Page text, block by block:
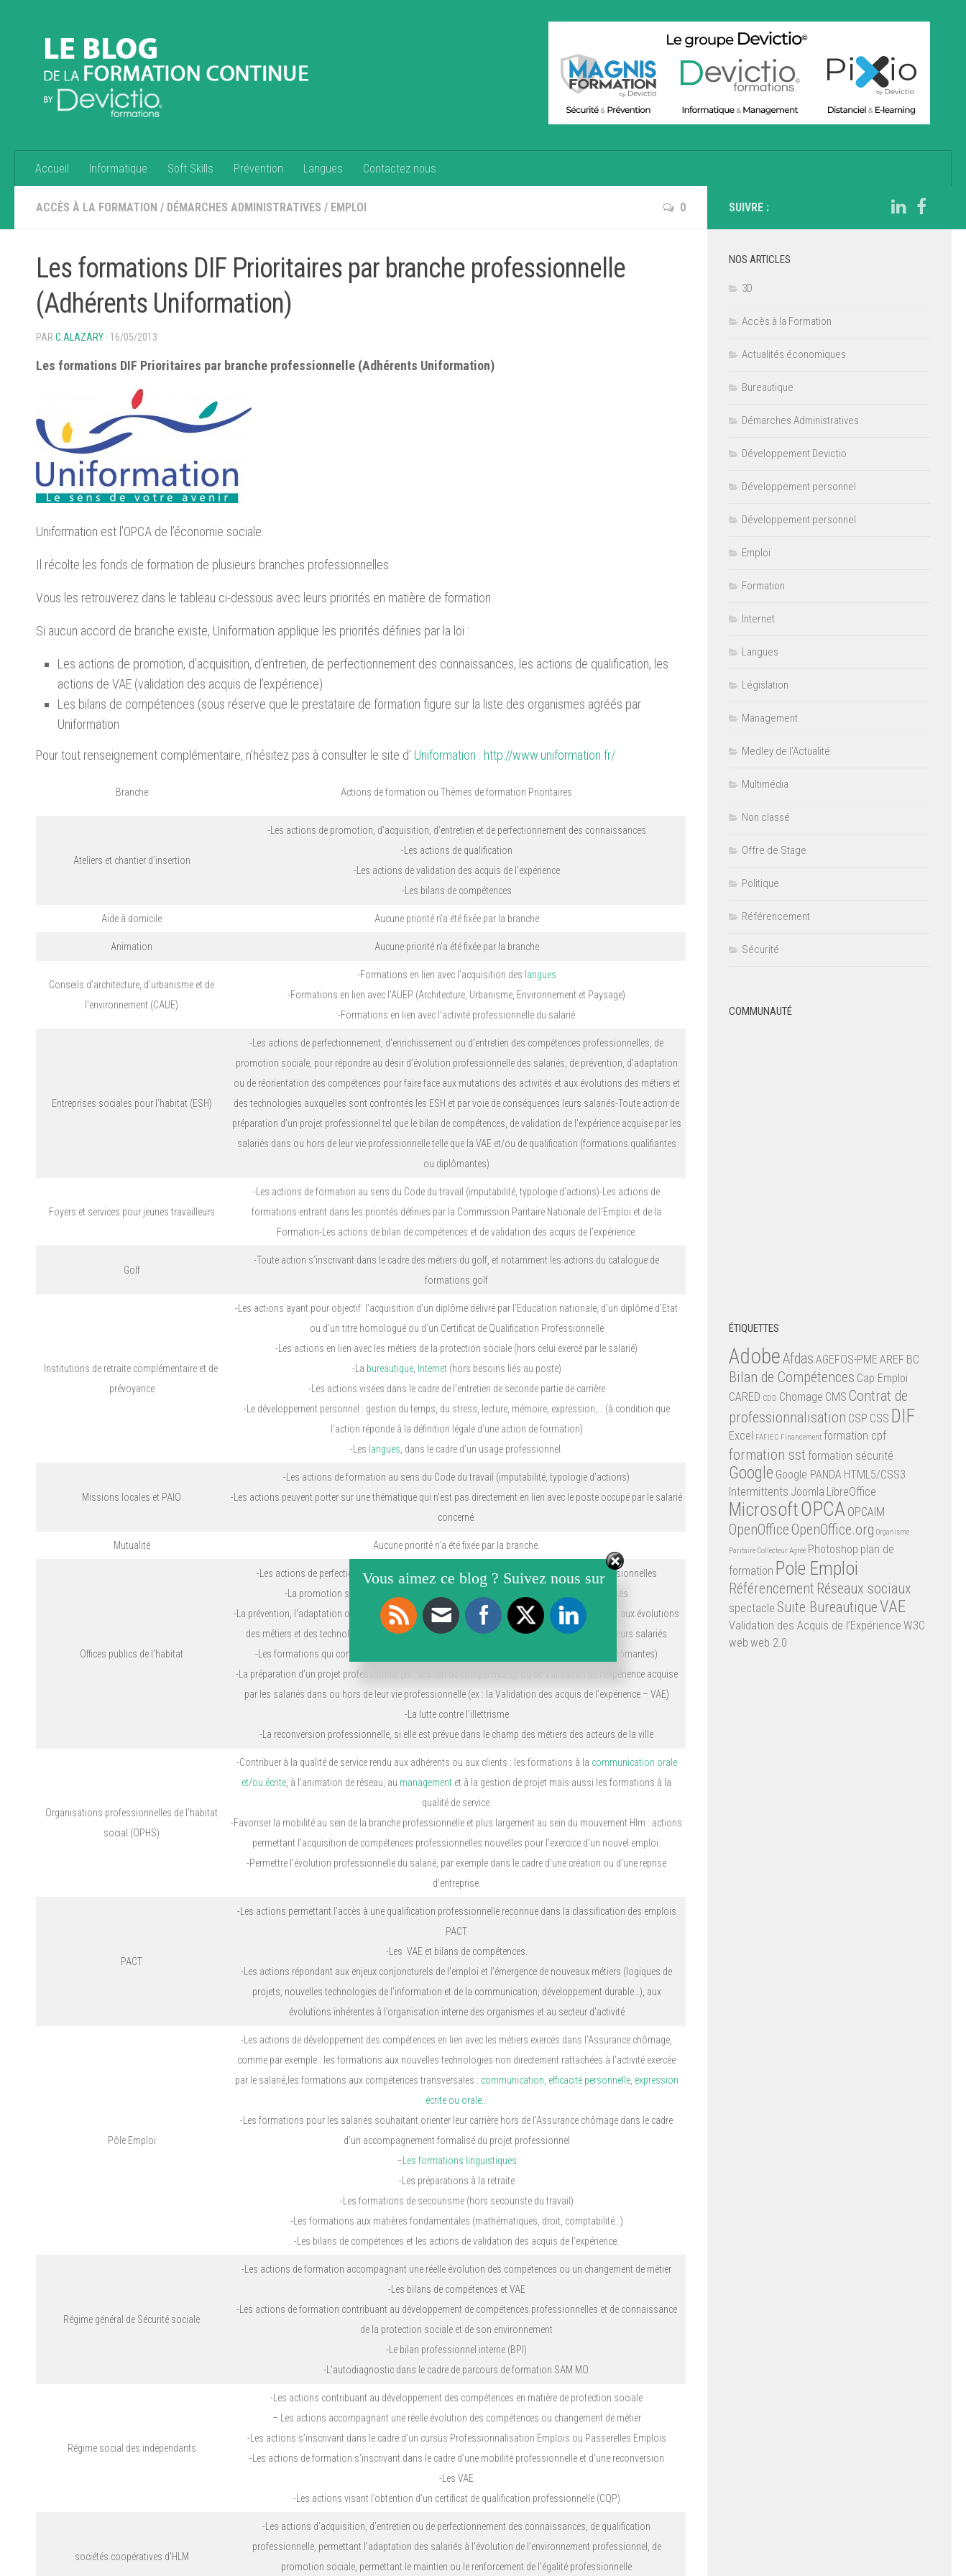
Accueil Informatique Soft Skills Prévention Langues Contactez nous
ACCÈS À LA FORMATION / DÉMARCHES ADMINISTRATIVES / EMPLOI 0
Les formations DIF Prioritaires par branche professionnelle
(Adhérents Uniformation)
PAR C.ALAZARY · 16/05/2013
Les formations DIF Prioritaires par branche professionnelle (Adhérents Uniformation)
Uniformation est l’OPCA de l’économie sociale.
Il récolte les fonds de formation de plusieurs branches professionnelles.
Vous les retrouverez dans le tableau ci-dessous avec leurs priorités en matière de formation.
Si aucun accord de branche existe, Uniformation applique les priorités définies par la loi :
Les actions de promotion, d’acquisition, d’entretien, de perfectionnement des connaissances, les actions de qualification, les
actions de VAE (validation des acquis de l’expérience)
Les bilans de compétences (sous réserve que le prestataire de formation figure sur la liste des organismes agréés par
Uniformation
Pour tout renseignement complémentaire, n’hésitez pas à consulter le site d’ Uniformation : http://www.uniformation.fr/
Branche Actions de formation ou Thèmes de formation Prioritaires
Ateliers et chantier d’insertion
-Les actions de promotion, d’acquisition, d’entretien et de perfectionnement des connaissances
-Les actions de qualification
-Les actions de validation des acquis de l’expérience
-Les bilans de compétences
Aide à domicile Aucune priorité n’a été fixée par la branche
Animation Aucune priorité n’a été fixée par la branche
Conseils d’architecture, d’urbanisme et de
l’environnement (CAUE)
-Formations en lien avec l’acquisition des langues
-Formations en lien avec l’AUEP (Architecture, Urbanisme, Environnement et Paysage)
-Formations en lien avec l’activité professionnelle du salarié
Entreprises sociales pour l’habitat (ESH)
-Les actions de perfectionnement, d’enrichissement ou d’entretien des compétences professionnelles, de
promotion sociale, pour répondre au désir d’évolution professionnelle des salariés, de prévention, d’adaptation
ou de réorientation des compétences pour faire face aux mutations des activités et aux évolutions des métiers et
des technologies auxquelles sont confrontés les ESH et par voie de conséquences leurs salariés-Toute action de
préparation d’un projet professionnel tel que le bilan de compétences, de validation de l’expérience acquise par les
salariés dans ou hors de leur vie professionnelle telle que la VAE et/ou de qualification (formations qualifiantes
ou diplômantes)
Foyers et services pour jeunes travailleurs
-Les actions de formation au sens du Code du travail (imputabilité, typologie d’actions)-Les actions de
formations entrant dans les priorités définies par la Commission Paritaire Nationale de l’Emploi et de la
Formation-Les actions de bilan de compétences et de validation des acquis de l’expérience.
Golf
-Toute action s’inscrivant dans le cadre des métiers du golf, et notamment les actions du catalogue de
formations golf
Institutions de retraite complémentaire et de
prévoyance
-Les actions ayant pour objectif l’acquisition d’un diplôme délivré par l’Education nationale, d’un diplôme d’Etat
ou d’un titre homologué ou d’un Certificat de Qualification Professionnelle
-Les actions en lien avec les métiers de la protection sociale (hors celui exercé par le salarié)
-La bureautique, Internet(hors besoins liés au poste)
-Les actions visées dans le cadre de l’entretien de seconde partie de carrière
-Le développement personnel : gestion du temps, du stress, lecture, mémoire, expression,… (à condition que
l’action réponde à la définition légale d’une action de formation)
-Les langues , dans le cadre d’un usage professionnel.
Missions locales et PAIO
-Les actions de formation au sens du Code du travail (imputabilité, typologie d’actions)
-Les actions peuvent porter sur une thématique qui n’est pas directement en lien avec le poste occupé par le salarié
concerné.
Mutualité Aucune priorité n’a été fixée par la branche.
Offices publics de l’habitat
-Les actions de perfectionnement, d’enrichissement ou d’entretien des compétences professionnelles
-La promotion sociale, pour répondre au désir d’évolution professionnelle des salariés
-La prévention, l’adaptation ou la réorientation des compétences pour faire face aux mutations et aux évolutions
des métiers et des technologies auxquelles sont confrontés les Offices publics de l’habitat et leurs salariés
-Les formations qui conduisent à une certification reconnue (formations qualifiantes ou diplômantes)
-La préparation d’un projet professionnel (ex : le bilan de compétences), ou de Validation de l’expérience acquise
par les salariés dans ou hors de leur vie professionnelle (ex : la Validation des acquis de l’expérience – VAE)
-La lutte contre l’illettrisme
-La reconversion professionnelle, si elle est prévue dans le champ des métiers des acteurs de la ville
Organisations professionnelles de l’habitat
social (OPHS)
-Contribuer à la qualité de service rendu aux adhérents ou aux clients : les formations à la communication orale
et/ou écrite , à l’animation de réseau, au management et à la gestion de projet mais aussi les formations à la
qualité de service.
-Favoriser la mobilité au sein de la branche professionnelle et plus largement au sein du mouvement Hlm : actions
permettant l’acquisition de compétences professionnelles nouvelles pour l’exercice d’un nouvel emploi.
-Permettre l’évolution professionnelle du salarié, par exemple dans le cadre d’une création ou d’une reprise
d’entreprise.
PACT
-Les actions permettant l’accès à une qualification professionnelle reconnue dans la classification des emplois
PACT
-Les VAE et bilans de compétences.
-Les actions répondant aux enjeux conjoncturels de l’emploi et l’émergence de nouveaux métiers (logiques de
projets, nouvelles technologies de l’information et de la communication, développement durable…), aux
évolutions inhérentes à l’organisation interne des organismes et au secteur d’activité
Pôle Emploi
-Les actions de développement des compétences en lien avec les métiers exercés dans l’Assurance chômage,
comme par exemple : les formations aux nouvelles technologies non directement rattachées à l’activité exercée
par le salarié,les formations aux compétences transversales : communication, efficacité personnelle, expression
écrite ou orale…
-Les formations pour les salariés souhaitant orienter leur carrière hors de l’Assurance chômage dans le cadre
d’un accompagnement formalisé du projet professionnel
– Les formations linguistiques
-Les préparations à la retraite
-Les formations de secourisme (hors secouriste du travail)
-Les formations aux matières fondamentales (mathématiques, droit, comptabilité…)
-Les bilans de compétences et les actions de validation des acquis de l’expérience.
Régime général de Sécurité sociale
-Les actions de formation accompagnant une réelle évolution des compétences ou un changement de métier
-Les bilans de compétences et VAE
-Les actions de formation contribuant au développement de compétences professionnelles et de connaissance
de la protection sociale et de son environnement
-Le bilan professionnel interne (BPI)
-L’autodiagnostic dans le cadre de parcours de formation SAM MO.
Régime social des indépendants
-Les actions contribuant au développement des compétences en matière de protection sociale
– Les actions accompagnant une réelle évolution des compétences ou changement de métier
-Les actions s’inscrivant dans le cadre d’un cursus Professionnalisation Emplois ou Passerelles Emplois
-Les actions de formation s’inscrivant dans le cadre d’une mobilité professionnelle et d’une reconversion
-Les VAE
-Les actions visant l’obtention d’un certificat de qualification professionnelle (CQP)
sociétés coopératives d’HLM
-Les actions d’acquisition, d’entretien ou de perfectionnement des connaissances, de qualification
professionnelle, permettant l’adaptation des salariés à l’évolution de l’environnement professionnel, de
promotion sociale, permettant le maintien ou le renforcement de l’égalité professionnelle
SUIVRE :
NOS ARTICLES
3D
Accès à la Formation
Actualités économiques
Bureautique
Démarches Administratives
Développement Devictio
Développement personnel
Développement personnel
Emploi
Formation
Internet
Langues
Législation
Management
Medley de l'Actualité
Multimédia
Non classé
Offre de Stage
Politique
Référencement
Sécurité
COMMUNAUTÉ
ÉTIQUETTES
AdobeAfdas AGEFOS-PME AREF BC
Bilan de Compétences Cap Emploi
CARED CDD Chomage CMS Contrat de
professionnalisation CSP CSS DIF
Excel FAFIEC Financement formation cpf
formation sst formation sécurité
Google Google PANDA HTML5/CSS3
Intermittents Joomla LibreOffice
MicrosoftOPCA OPCAIM
OpenOffice OpenOffice.org Organisme
Paritaire Collecteur Agréé Photoshop plan de
formation Pole Emploi
Référencement Réseaux sociaux
spectacle Suite BureautiqueVAE
Validation des Acquis de l’Expérience W3C
web web 2.0
Vous aimez ce blog ? Suivez nous sur